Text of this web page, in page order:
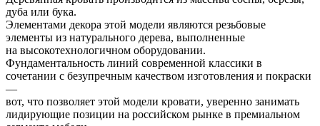
дуба или бука.
Элементами декора этой модели являются резьбовые
элементы из натурального дерева, выполненные
на высокотехнологичном оборудовании.
Фундаментальность линий современной классики в
сочетании с безупречным качеством изготовления и покраски
—
вот, что позволяет этой модели кровати, уверенно занимать
лидирующие позиции на российском рынке в премиальном